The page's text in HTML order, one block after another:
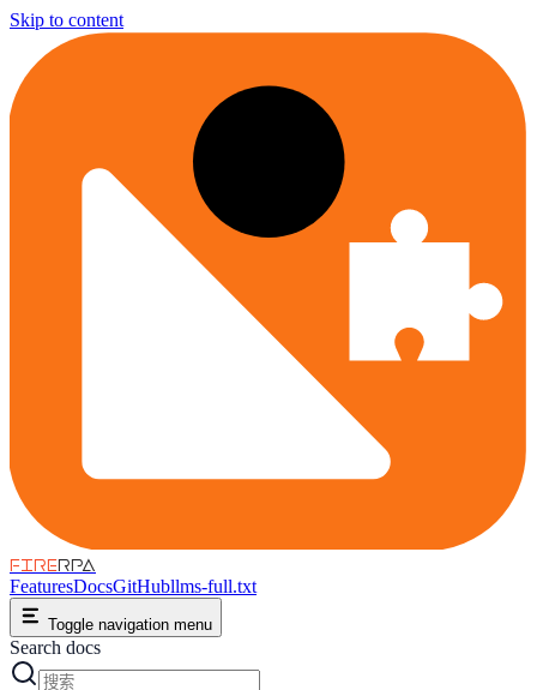
Skip to content
FIRERPA
FeaturesDocsGitHubllms-full.txt
Toggle navigation menu
Search docs